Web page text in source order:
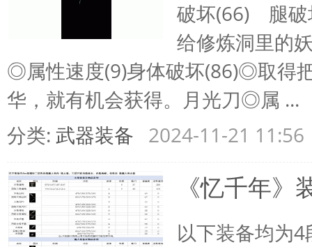
破坏(66) 腿破
给修炼洞里的
◎属性速度(9)身体破坏(86)◎取得
华，就有机会获得。月光刀◎属 ...
分类: 武器装备 2024-11-21 11:56
《忆千年》
以下装备均为